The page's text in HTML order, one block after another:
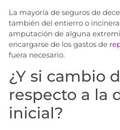
La mayoría de seguros de
también del entierro o
amputación de alguna
encargarse de los gastos de
fuera necesario.
¿Y si cambio
respecto a la
inicial?